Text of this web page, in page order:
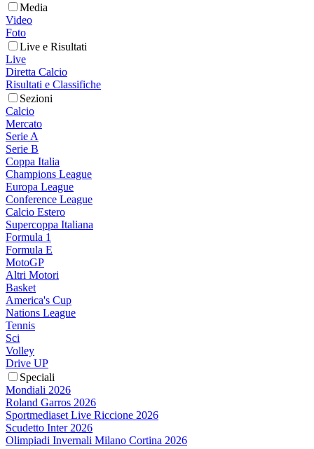
Media
Video
Foto
Live e Risultati
Live
Diretta Calcio
Risultati e Classifiche
Sezioni
Calcio
Mercato
Serie A
Serie B
Coppa Italia
Champions League
Europa League
Conference League
Calcio Estero
Supercoppa Italiana
Formula 1
Formula E
MotoGP
Altri Motori
Basket
America's Cup
Nations League
Tennis
Sci
Volley
Drive UP
Speciali
Mondiali 2026
Roland Garros 2026
Sportmediaset Live Riccione 2026
Scudetto Inter 2026
Olimpiadi Invernali Milano Cortina 2026